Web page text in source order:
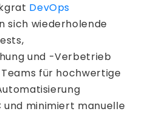
DevOps
sich wiederholende
und -Verbetrieb
für hochwertige
und minimiert manuelle